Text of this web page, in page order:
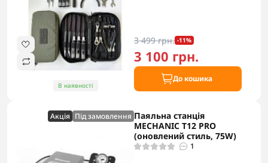
В наявності
3 499 грн. -11%
3 100 грн.
До кошика
Акцiя Під замовлення Паяльна станція
MECHANIC T12 PRO
(оновлений стиль, 75W)
1